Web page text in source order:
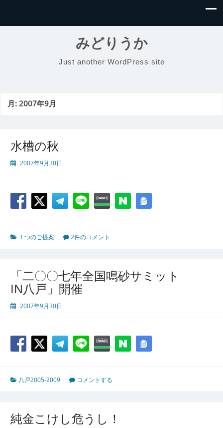
みどりうか
Just another WordPress site
月:2007年9月
水槽の秋
2007年9月30日
１つのご提案 2件のコメント
「二〇〇七年全国鳴砂サミット
IN八戸」開催
2007年9月30日
八戸2005-2009 コメントする
純金こけし危うし！